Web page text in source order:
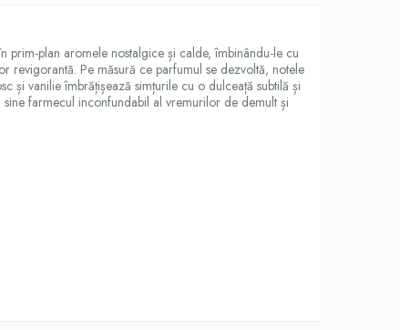
plan aromele nostalgice și calde, îmbinându-le cu
revigorantă. Pe măsură ce parfumul se dezvoltă, notele
și vanilie îmbrățișează simțurile cu o dulceață subtilă și
farmecul inconfundabil al vremurilor de demult și